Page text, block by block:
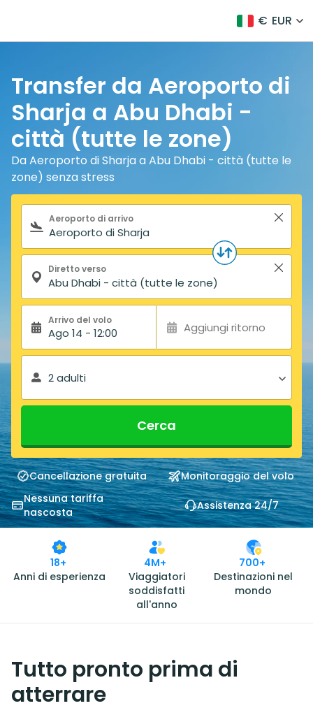
€ EUR
Transfer da Aeroporto di
Sharja a Abu Dhabi -
città (tutte le zone)
Da Aeroporto di Sharja a Abu Dhabi - città (tutte le
zone) senza stress
Modulo di ricerca
Aeroporto di arrivo
Diretto verso
Arrivo del volo
Ago 14 - 12:00 Aggiungi ritorno
2 adulti
Cerca
Cancellazione gratuita
Monitoraggio del volo
Nessuna tariffa
nascosta
Assistenza 24/7
18+
Anni di esperienza
4M+
Viaggiatori
soddisfatti
all'anno
700+
Destinazioni nel
mondo
Tutto pronto prima di
atterrare